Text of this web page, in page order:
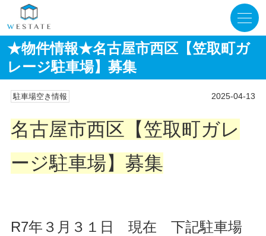
★物件情報★名古屋市西区【笠取町ガ
レージ駐車場】募集
駐車場空き情報 2025-04-13
名古屋市西区【笠取町ガレ
ージ駐車場】募集
R7年３月３１日 現在 下記駐車場